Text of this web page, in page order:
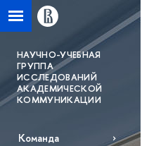
НАУЧНО-УЧЕБНАЯ
ГРУППА
ИССЛЕДОВАНИЙ
АКАДЕМИЧЕСКОЙ
КОММУНИКАЦИИ
Команда